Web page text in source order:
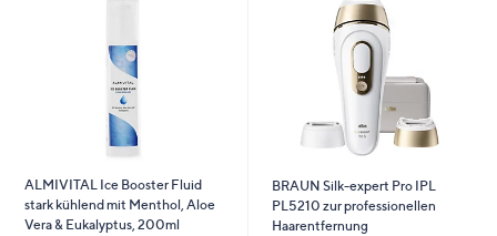
ALMIVITAL Ice Booster Fluid
stark kühlend mit Menthol, Aloe
Vera & Eukalyptus, 200ml
BRAUN Silk-expert Pro IPL
PL5210 zur professionellen
Haarentfernung